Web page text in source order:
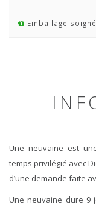
Emballage soigné
Une neuvaine est
temps privilégié avec
d’une demande faite
Une neuvaine dure 9